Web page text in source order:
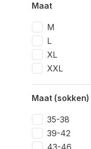
Maat
M
L
XL
XXL
Maat (sokken)
35-38
39-42
43-46